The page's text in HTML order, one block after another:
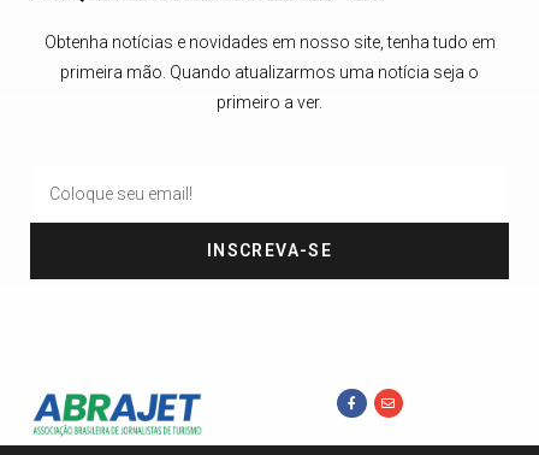
Obtenha notícias e novidades em nosso site, tenha tudo em
primeira mão. Quando atualizarmos uma notícia seja o
primeiro a ver.
INSCREVA-SE